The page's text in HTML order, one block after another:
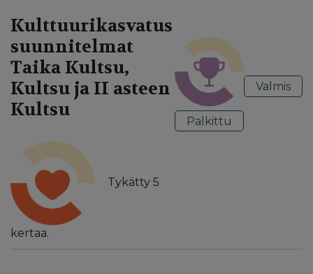
Kulttuurikasvatus
suunnitelmat
Taika Kultsu,
Kultsu ja II asteen
Kultsu
Tykätty 5
kertaa.
Palkittu
Valmis